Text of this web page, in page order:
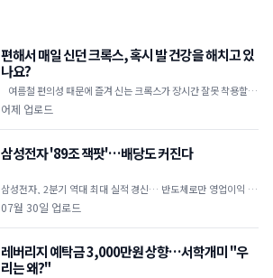
편해서 매일 신던 크록스, 혹시 발 건강을 해치고 있
나요?
우 발 건강에 악영향을 줄 수 있다는 족부 전문가
어제 업로드
삼성전자 '89조 잭팟'…배당도 커진다
삼성전자, 2분기 역대 최대 실적 경신… 반도체로만 영업이익 89
조 원 역대 최대 실적 달성: 삼성전자는 2026년 2
07월 30일 업로드
레버리지 예탁금 3,000만원 상향…서학개미 "우
리는 왜?"